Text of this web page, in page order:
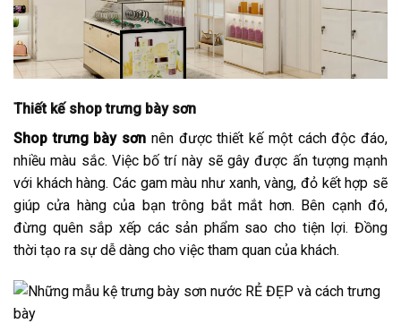
Thiết kế shop trưng bày sơn
Shop trưng bày sơn nên được thiết kế một cách độc đáo,
nhiều màu sắc. Việc bố trí này sẽ gây được ấn tượng mạnh
với khách hàng. Các gam màu như xanh, vàng, đỏ kết hợp sẽ
giúp cửa hàng của bạn trông bắt mắt hơn. Bên cạnh đó,
đừng quên sắp xếp các sản phẩm sao cho tiện lợi. Đồng
thời tạo ra sự dễ dàng cho việc tham quan của khách.